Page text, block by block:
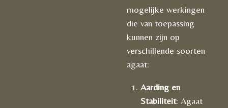
mogelijke werkingen
die van toepassing
kunnen zijn op
verschillende soorten
agaat:
Aarding en
Stabiliteit: Agaat